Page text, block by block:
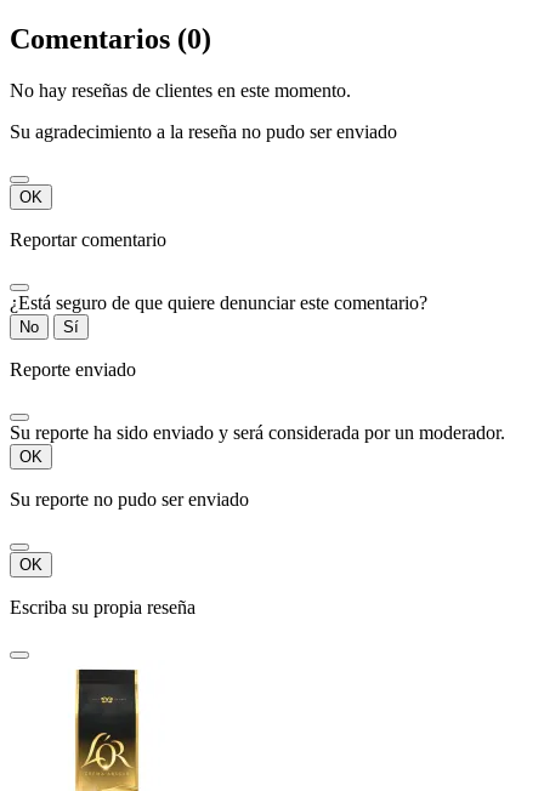
Comentarios (0)
No hay reseñas de clientes en este momento.
Su agradecimiento a la reseña no pudo ser enviado
OK
Reportar comentario
¿Está seguro de que quiere denunciar este comentario?
No Sí
Reporte enviado
Su reporte ha sido enviado y será considerada por un moderador.
OK
Su reporte no pudo ser enviado
OK
Escriba su propia reseña